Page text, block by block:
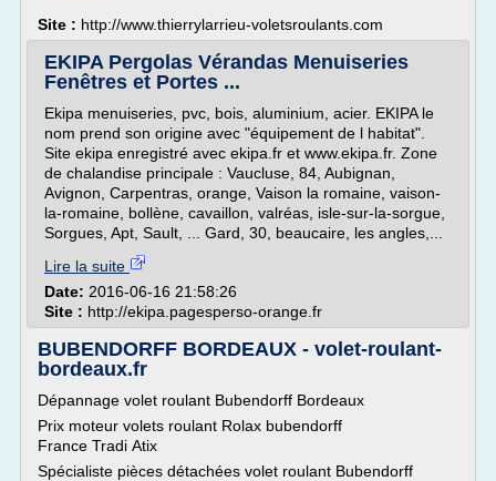
Site : http://www.thierrylarrieu-voletsroulants.com
EKIPA Pergolas Vérandas Menuiseries
Fenêtres et Portes ...
Ekipa menuiseries, pvc, bois, aluminium, acier. EKIPA le
nom prend son origine avec "équipement de l habitat".
Site ekipa enregistré avec ekipa.fr et www.ekipa.fr. Zone
de chalandise principale : Vaucluse, 84, Aubignan,
Avignon, Carpentras, orange, Vaison la romaine, vaison-
la-romaine, bollène, cavaillon, valréas, isle-sur-la-sorgue,
Sorgues, Apt, Sault, ... Gard, 30, beaucaire, les angles,...
Lire la suite
Date: 2016-06-16 21:58:26
Site : http://ekipa.pagesperso-orange.fr
BUBENDORFF BORDEAUX - volet-roulant-
bordeaux.fr
Dépannage volet roulant Bubendorff Bordeaux
Prix moteur volets roulant Rolax bubendorff
France Tradi Atix
Spécialiste pièces détachées volet roulant Bubendorff